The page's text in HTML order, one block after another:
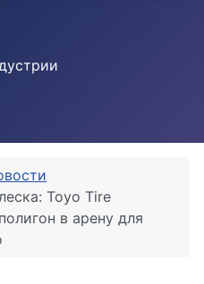
Toyo Tire
в арену для